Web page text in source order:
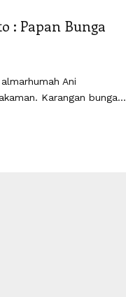
: Papan Bunga
Ani
Karangan bunga...